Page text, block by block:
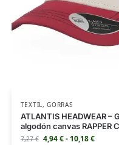
TEXTIL,GORRAS
ATLANTIS HEADWEAR –
algodón canvas RAPPER
7,27€ 4,94€- 10,18€